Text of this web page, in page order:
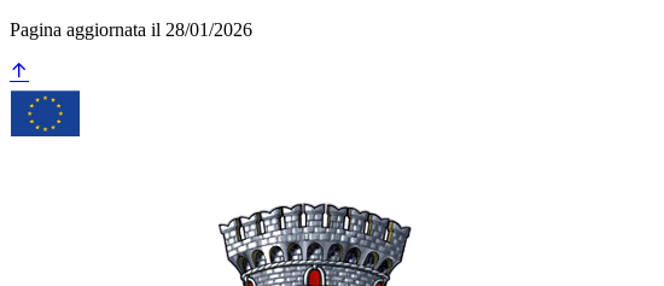
Pagina aggiornata il 28/01/2026